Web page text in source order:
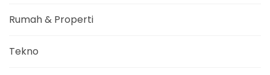
Rumah & Properti
Tekno